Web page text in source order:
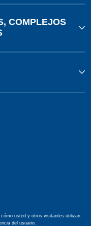
COMPLEJOS
usted y otros visitantes utilizan
del usuario.